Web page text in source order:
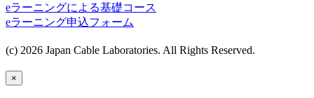
eラーニングによる基礎コース
eラーニング申込フォーム
(c) 2026 Japan Cable Laboratories. All Rights Reserved.
×